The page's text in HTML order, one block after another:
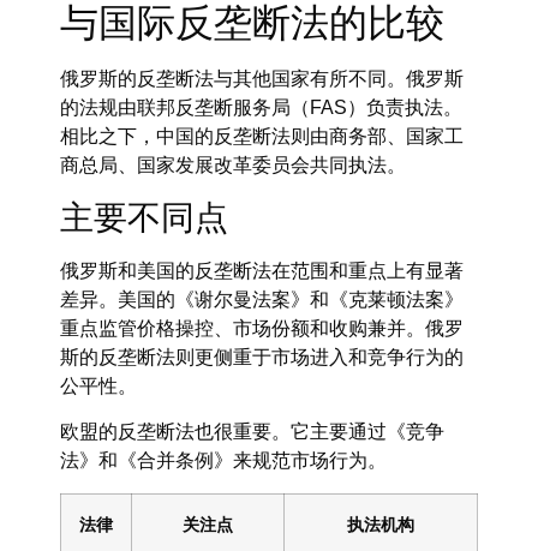
与国际反垄断法的比较
俄罗斯的反垄断法与其他国家有所不同。俄罗斯
的法规由联邦反垄断服务局（FAS）负责执法。
相比之下，中国的反垄断法则由商务部、国家工
商总局、国家发展改革委员会共同执法。
主要不同点
俄罗斯和美国的反垄断法在范围和重点上有显著
差异。美国的《谢尔曼法案》和《克莱顿法案》
重点监管价格操控、市场份额和收购兼并。俄罗
斯的反垄断法则更侧重于市场进入和竞争行为的
公平性。
欧盟的反垄断法也很重要。它主要通过《竞争
法》和《合并条例》来规范市场行为。
法律 关注点 执法机构